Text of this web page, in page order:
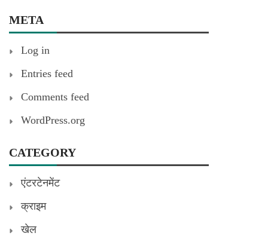
META
Log in
Entries feed
Comments feed
WordPress.org
CATEGORY
एंटरटेनमेंट
क्राइम
खेल